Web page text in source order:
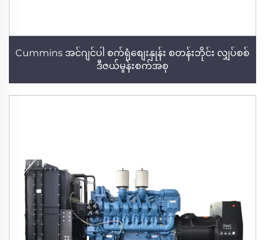
Cummins အင်ဂျင်ပါ စက်ရုံစျေးနှုန်း စတန်းဘိုင်း လျှပ်စစ်
ဒီဇယ်မှုန်းစက်အစု